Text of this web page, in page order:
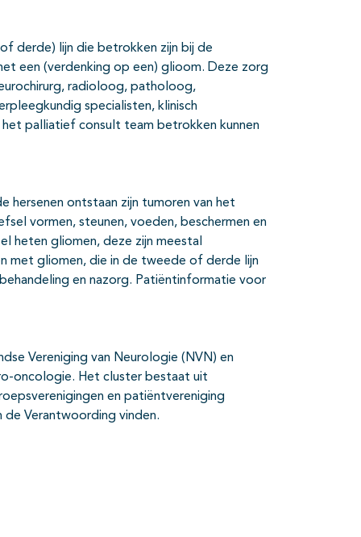
derde) lijn die betrokken zijn bij de
een (verdenking op een) glioom. Deze zorg
radioloog, patholoog,
specialisten, klinisch
palliatief consult team betrokken kunnen
hersenen ontstaan zijn tumoren van het
vormen, steunen, voeden, beschermen en
heten gliomen, deze zijn meestal
met gliomen, die in de tweede of derde lijn
en nazorg. Patiëntinformatie voor
Vereniging van Neurologie (NVN) en
oncologie. Het cluster bestaat uit
en patiëntvereniging
de Verantwoording vinden.